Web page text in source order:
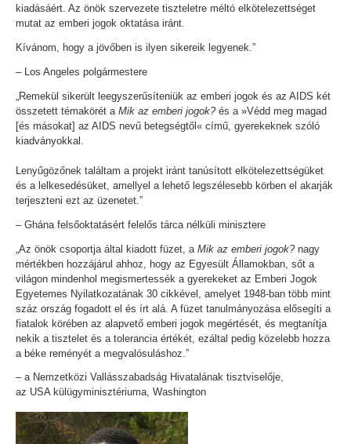
kiadásáért. Az önök szervezete tiszteletre méltó elkötelezettséget
mutat az emberi jogok oktatása iránt.
Kívánom, hogy a jövőben is ilyen sikereik legyenek.”
– Los Angeles polgármestere
„Remekül sikerült leegyszerűsíteniük az emberi jogok és az AIDS két
összetett témakörét a Mik az emberi jogok?és a »Védd meg magad
[és másokat] az AIDS nevű betegségtől« című, gyerekeknek szóló
kiadványokkal.
Lenyűgözőnek találtam a projekt iránt tanúsított elkötelezettségüket
és a lelkesedésüket, amellyel a lehető legszélesebb körben el akarják
terjeszteni ezt az üzenetet.”
– Ghána felsőoktatásért felelős tárca nélküli minisztere
„Az önök csoportja által kiadott füzet, a Mik az emberi jogok?nagy
mértékben hozzájárul ahhoz, hogy az Egyesült Államokban, sőt a
világon mindenhol megismertessék a gyerekeket az Emberi Jogok
Egyetemes Nyilatkozatának 30 cikkével, amelyet 1948-ban több mint
száz ország fogadott el és írt alá. A füzet tanulmányozása elősegíti a
fiatalok körében az alapvető emberi jogok megértését, és megtanítja
nekik a tisztelet és a tolerancia értékét, ezáltal pedig közelebb hozza
a béke reményét a megvalósuláshoz.”
– a Nemzetközi Vallásszabadság Hivatalának tisztviselője,
az USA külügyminisztériuma, Washington